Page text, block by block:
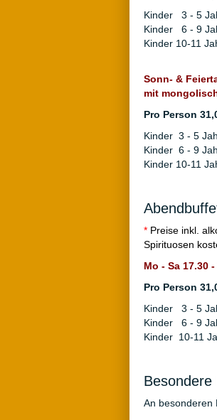
Kinder 3 - 5
Kinder 6 - 9
Kinder 10-11
Sonn- &
mit
Pro Person
Kinder 3 - 5
Kinder 6 - 9
Kinder 10-11
* Preise inkl.
Spirituosen
Mo - Sa 17.30
Pro Person
Kinder 3 - 5
Kinder 6 - 9
Kinder 10-11
Besondere
An besonderen